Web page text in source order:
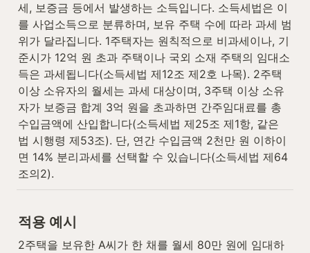
세, 보증금 등에서 발생하는 소득입니다. 소득세법은 이
를 사업소득으로 분류하며, 보유 주택 수에 따라 과세 범
위가 달라집니다. 1주택자는 원칙적으로 비과세이나, 기
준시가 12억 원 초과 주택이나 국외 소재 주택의 임대소
득은 과세됩니다(소득세법 제12조 제2호 나목). 2주택
이상 소유자의 월세는 과세 대상이며, 3주택 이상 소유
자가 보증금 합계 3억 원을 초과하면 간주임대료를 총
수입금액에 산입합니다(소득세법 제25조 제1항, 같은
법 시행령 제53조). 단, 연간 수입금액 2천만 원 이하이
면 14% 분리과세를 선택할 수 있습니다(소득세법 제64
조의2).
적용 예시
2주택을 보유한 A씨가 한 채를 월세 80만 원에 임대하